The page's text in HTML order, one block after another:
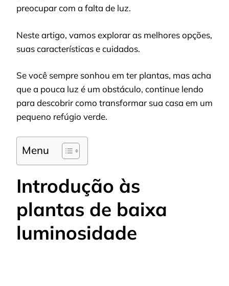
preocupar com a falta de luz.
Neste artigo, vamos explorar as melhores opções,
suas características e cuidados.
Se você sempre sonhou em ter plantas, mas acha
que a pouca luz é um obstáculo, continue lendo
para descobrir como transformar sua casa em um
pequeno refúgio verde.
Menu
Introdução às
plantas de baixa
luminosidade